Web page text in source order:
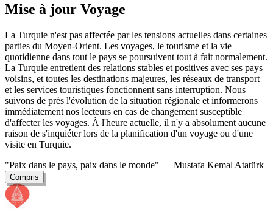
Mise à jour Voyage
La Turquie n'est pas affectée par les tensions actuelles dans certaines
parties du Moyen-Orient. Les voyages, le tourisme et la vie
quotidienne dans tout le pays se poursuivent tout à fait normalement.
La Turquie entretient des relations stables et positives avec ses pays
voisins, et toutes les destinations majeures, les réseaux de transport
et les services touristiques fonctionnent sans interruption. Nous
suivons de près l'évolution de la situation régionale et informerons
immédiatement nos lecteurs en cas de changement susceptible
d'affecter les voyages. À l'heure actuelle, il n'y a absolument aucune
raison de s'inquiéter lors de la planification d'un voyage ou d'une
visite en Turquie.
"Paix dans le pays, paix dans le monde" — Mustafa Kemal Atatürk
Compris